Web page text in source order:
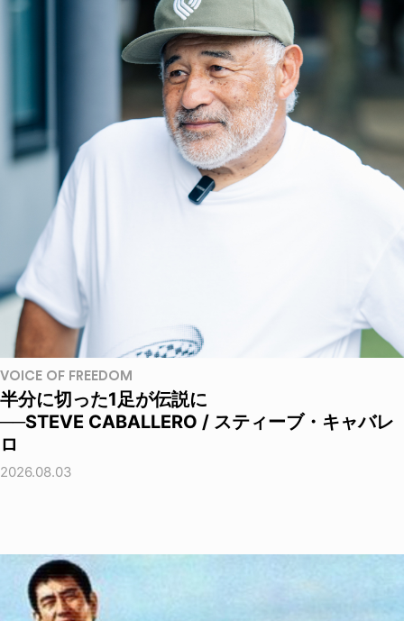
VOICE OF FREEDOM
半分に切った1足が伝説に
──STEVE CABALLERO / スティーブ・キャバレ
ロ
2026.08.03